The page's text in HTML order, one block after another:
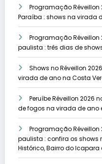
Programação
Paraíba : shows na virada
Programação
paulista : três dias de
Shows no Réveillon
virada de ano na Costa
Peruíbe Réveillon 2026
de fogos na virada de ano
Programação Réveillon
paulista : confira os shows
Histórico, Bairro do Icapara